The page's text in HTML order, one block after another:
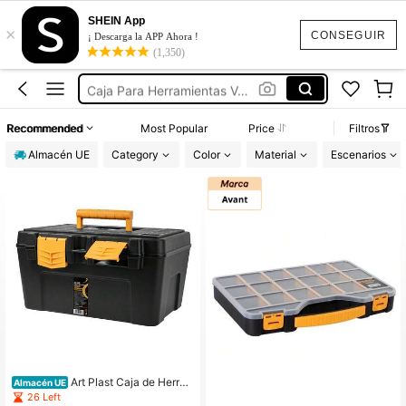
CONSEGUIR
×
SHEIN App
¡ Descarga la APP Ahora !
(1,350)
Caja De Herramientas
Caja Herramientas
Caja Herramientas Vacía
Caja Para Herramientas Vacía
Recommended Most Popular Price
Filtros
Almacén UE
Category Color Material Escenarios
Almacén UE Art Plast Caja de Herra
mientas Funcional con Tapa con Bi
26 Left